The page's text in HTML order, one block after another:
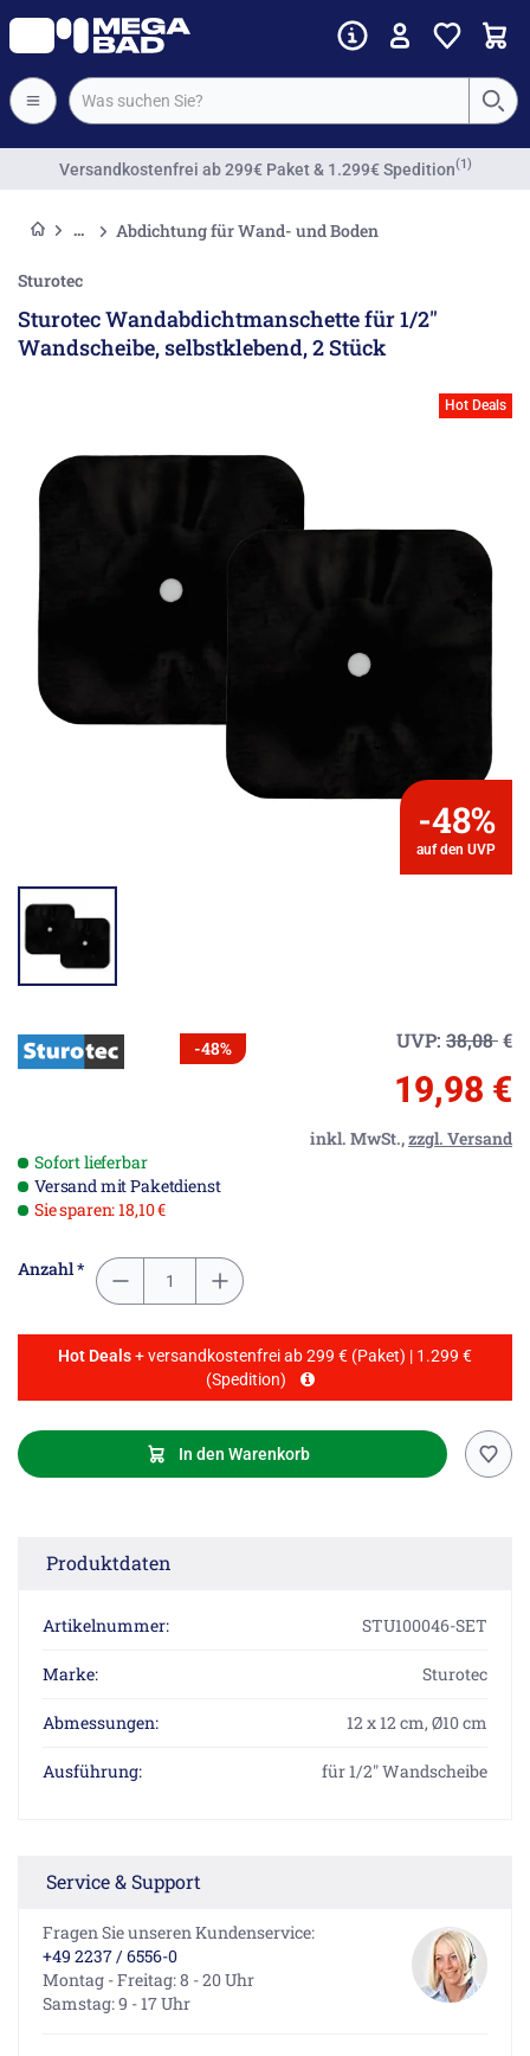
Versandkostenfrei ab 299€ Paket & 1.299€ Spedition(1)
Abdichtung für Wand- und Boden
Sturotec
Sturotec Wandabdichtmanschette für 1/2"
Wandscheibe, selbstklebend, 2 Stück
Hot Deals
-48%
auf den UVP
-48% UVP: 38,08€
19,98 €
inkl. MwSt.,zzgl. Versand
Sofort lieferbar
Versand mit Paketdienst
Sie sparen: 18,10 €
Anzahl *
Hot Deals+ versandkostenfrei ab 299 € (Paket) | 1.299 €
(Spedition)
In den Warenkorb
Produktdaten
Artikelnummer: STU100046-SET
Marke: Sturotec
Abmessungen: 12 x 12 cm, Ø10 cm
Ausführung: für 1/2" Wandscheibe
Service & Support
Fragen Sie unseren Kundenservice:
+49 2237 / 6556-0
Montag - Freitag: 8 - 20 Uhr
Samstag: 9 - 17 Uhr